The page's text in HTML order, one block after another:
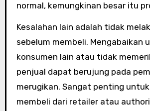
normal, kemungkinan besar itu
Kesalahan lain adalah tidak
sebelum membeli. Mengabaikan
konsumen lain atau tidak
penjual dapat berujung pada
merugikan. Sangat penting
membeli dari retailer atau